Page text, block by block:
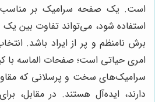
است. یک صفحه سرامیک بر
استفاده شود، می‌تواند تفاوت بین
برش نامنظم و پر از ایراد باشد.
امری حیاتی است؛ صفحات الماسه با
سرامیک‌های سخت و پرسلانی که
دارند، ایده‌آل هستند. در مقابل،